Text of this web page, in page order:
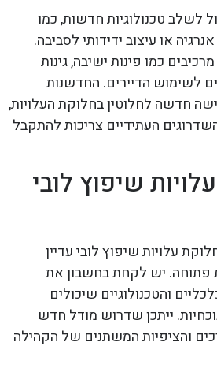
יכול לשלב טכנולוגיות חדשות, כמו
או עיצוב ידידותי לסביבה.
כמו פינות ישיבה, גינות
לשימוש הדיירים. החדשנות
חדשה לחלוטין בחלוקת העלויות,
העתידיים צריכות להתקבל
שיפוץ לובי
עלויות שיפוץ לובי עדיין
נותרת פתוחה. יש לקחת בחשבון את
והטכנולוגיים שיכולים
ייתכן שדרוש מודל חדש
והציפיות המשתנים של הקהילה